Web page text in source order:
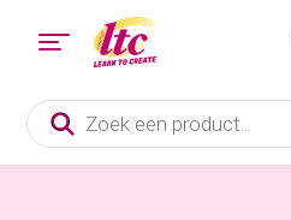
Producten
zoeken